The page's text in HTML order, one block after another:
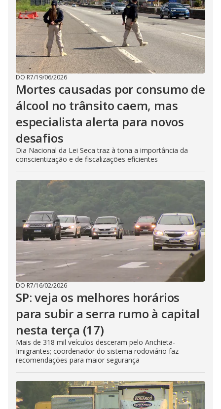
DO R7/19/06/2026
Mortes causadas por consumo de
álcool no trânsito caem, mas
especialista alerta para novos
desafios
Dia Nacional da Lei Seca traz à tona a importância da
conscientização e de fiscalizações eficientes
DO R7/16/02/2026
SP: veja os melhores horários
para subir a serra rumo à capital
nesta terça (17)
Mais de 318 mil veículos desceram pelo Anchieta-
Imigrantes; coordenador do sistema rodoviário faz
recomendações para maior segurança